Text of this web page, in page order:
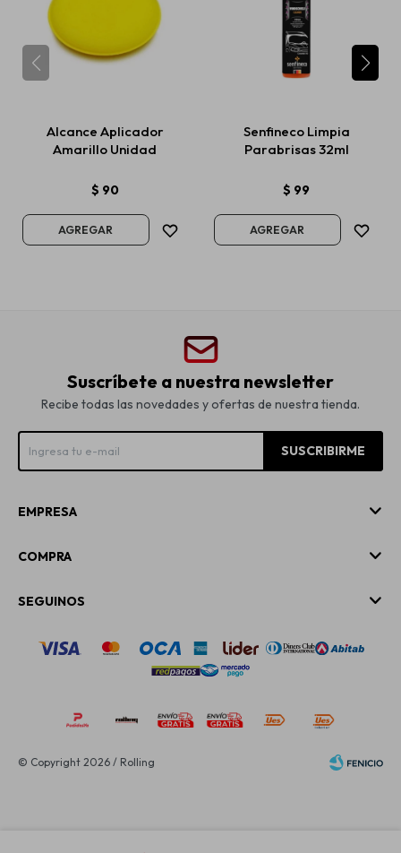
Alcance Aplicador
Amarillo Unidad
$ 90
Senfineco Limpia
Parabrisas 32ml
$ 99
Suscríbete a nuestra newsletter
Recibe todas las novedades y ofertas de nuestra tienda.
SUSCRIBIRME
EMPRESA
COMPRA
SEGUINOS
© Copyright 2026 / Rolling